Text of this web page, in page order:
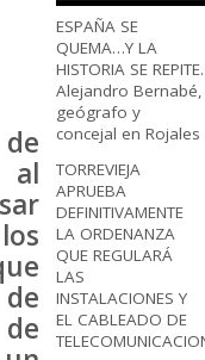
ESPAÑA SE
QUEMA…Y LA
HISTORIA SE REPITE.
Alejandro Bernabé,
geógrafo y
concejal en Rojales
TORREVIEJA
APRUEBA
DEFINITIVAMENTE
LA ORDENANZA
QUE REGULARÁ
LAS
INSTALACIONES Y
EL CABLEADO DE